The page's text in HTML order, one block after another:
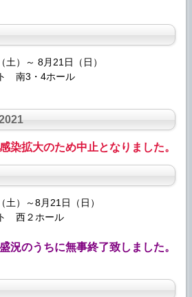
）～ 8月21日（日）
南3・4ホール
染拡大のため中止となりました。
）～8月21日（日）
西２ホール
況のうちに無事終了致しました。